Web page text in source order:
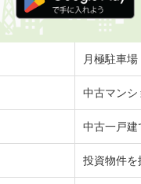
月極駐車場
中古マンシ
中古一戸建
投資物件を